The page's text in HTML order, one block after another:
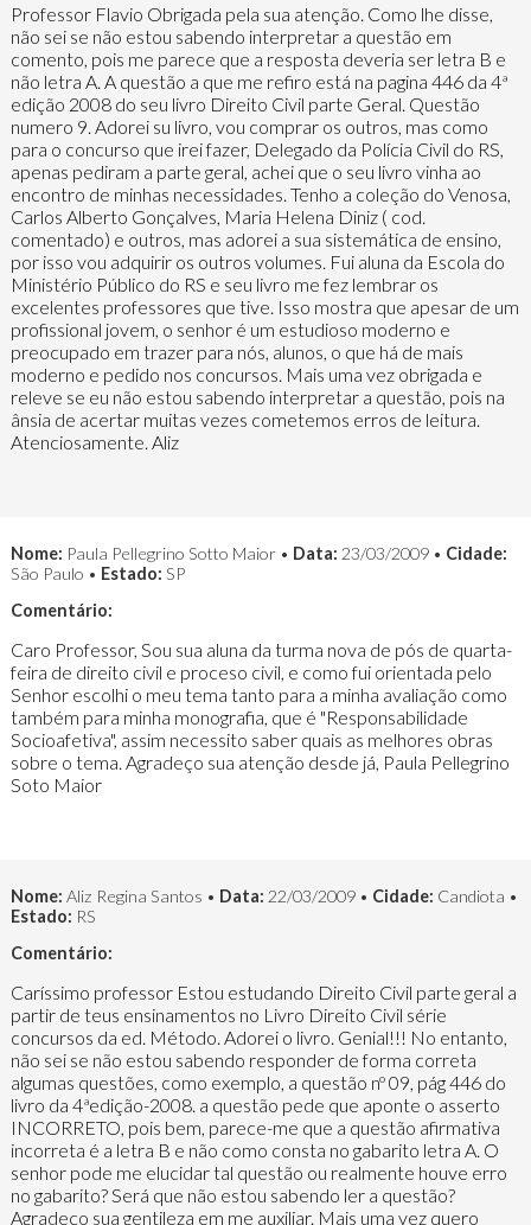
Professor Flavio Obrigada pela sua atenção. Como lhe disse,
não sei se não estou sabendo interpretar a questão em
comento, pois me parece que a resposta deveria ser letra B e
não letra A. A questão a que me refiro está na pagina 446 da 4ª
edição 2008 do seu livro Direito Civil parte Geral. Questão
numero 9. Adorei su livro, vou comprar os outros, mas como
para o concurso que irei fazer, Delegado da Polícia Civil do RS,
apenas pediram a parte geral, achei que o seu livro vinha ao
encontro de minhas necessidades. Tenho a coleção do Venosa,
Carlos Alberto Gonçalves, Maria Helena Diniz ( cod.
comentado) e outros, mas adorei a sua sistemática de ensino,
por isso vou adquirir os outros volumes. Fui aluna da Escola do
Ministério Público do RS e seu livro me fez lembrar os
excelentes professores que tive. Isso mostra que apesar de um
profissional jovem, o senhor é um estudioso moderno e
preocupado em trazer para nós, alunos, o que há de mais
moderno e pedido nos concursos. Mais uma vez obrigada e
releve se eu não estou sabendo interpretar a questão, pois na
ânsia de acertar muitas vezes cometemos erros de leitura.
Atenciosamente. Aliz
Nome: Paula Pellegrino Sotto Maior • Data: 23/03/2009 • Cidade:
São Paulo • Estado: SP
Comentário:
Caro Professor, Sou sua aluna da turma nova de pós de quarta-
feira de direito civil e proceso civil, e como fui orientada pelo
Senhor escolhi o meu tema tanto para a minha avaliação como
também para minha monografia, que é "Responsabilidade
Socioafetiva", assim necessito saber quais as melhores obras
sobre o tema. Agradeço sua atenção desde já, Paula Pellegrino
Soto Maior
Nome: Aliz Regina Santos • Data: 22/03/2009 • Cidade: Candiota •
Estado: RS
Comentário:
Caríssimo professor Estou estudando Direito Civil parte geral a
partir de teus ensinamentos no Livro Direito Civil série
concursos da ed. Método. Adorei o livro. Genial!!! No entanto,
não sei se não estou sabendo responder de forma correta
algumas questões, como exemplo, a questão nº 09, pág 446 do
livro da 4ªedição-2008. a questão pede que aponte o asserto
INCORRETO, pois bem, parece-me que a questão afirmativa
incorreta é a letra B e não como consta no gabarito letra A. O
senhor pode me elucidar tal questão ou realmente houve erro
no gabarito? Será que não estou sabendo ler a questão?
Agradeço sua gentileza em me auxiliar. Mais uma vez quero